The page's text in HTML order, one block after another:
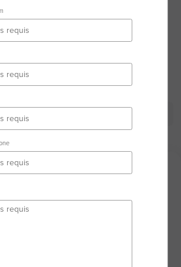
La Grande-Motte
Secteur d'activité
MONTPELLIER
Biens en vente
un bien immobilier, c’est